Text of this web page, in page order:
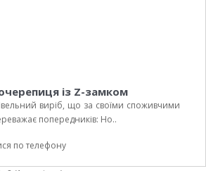
із Z-замком
виріб, що за своїми споживчими
попередників: Но..
по телефону